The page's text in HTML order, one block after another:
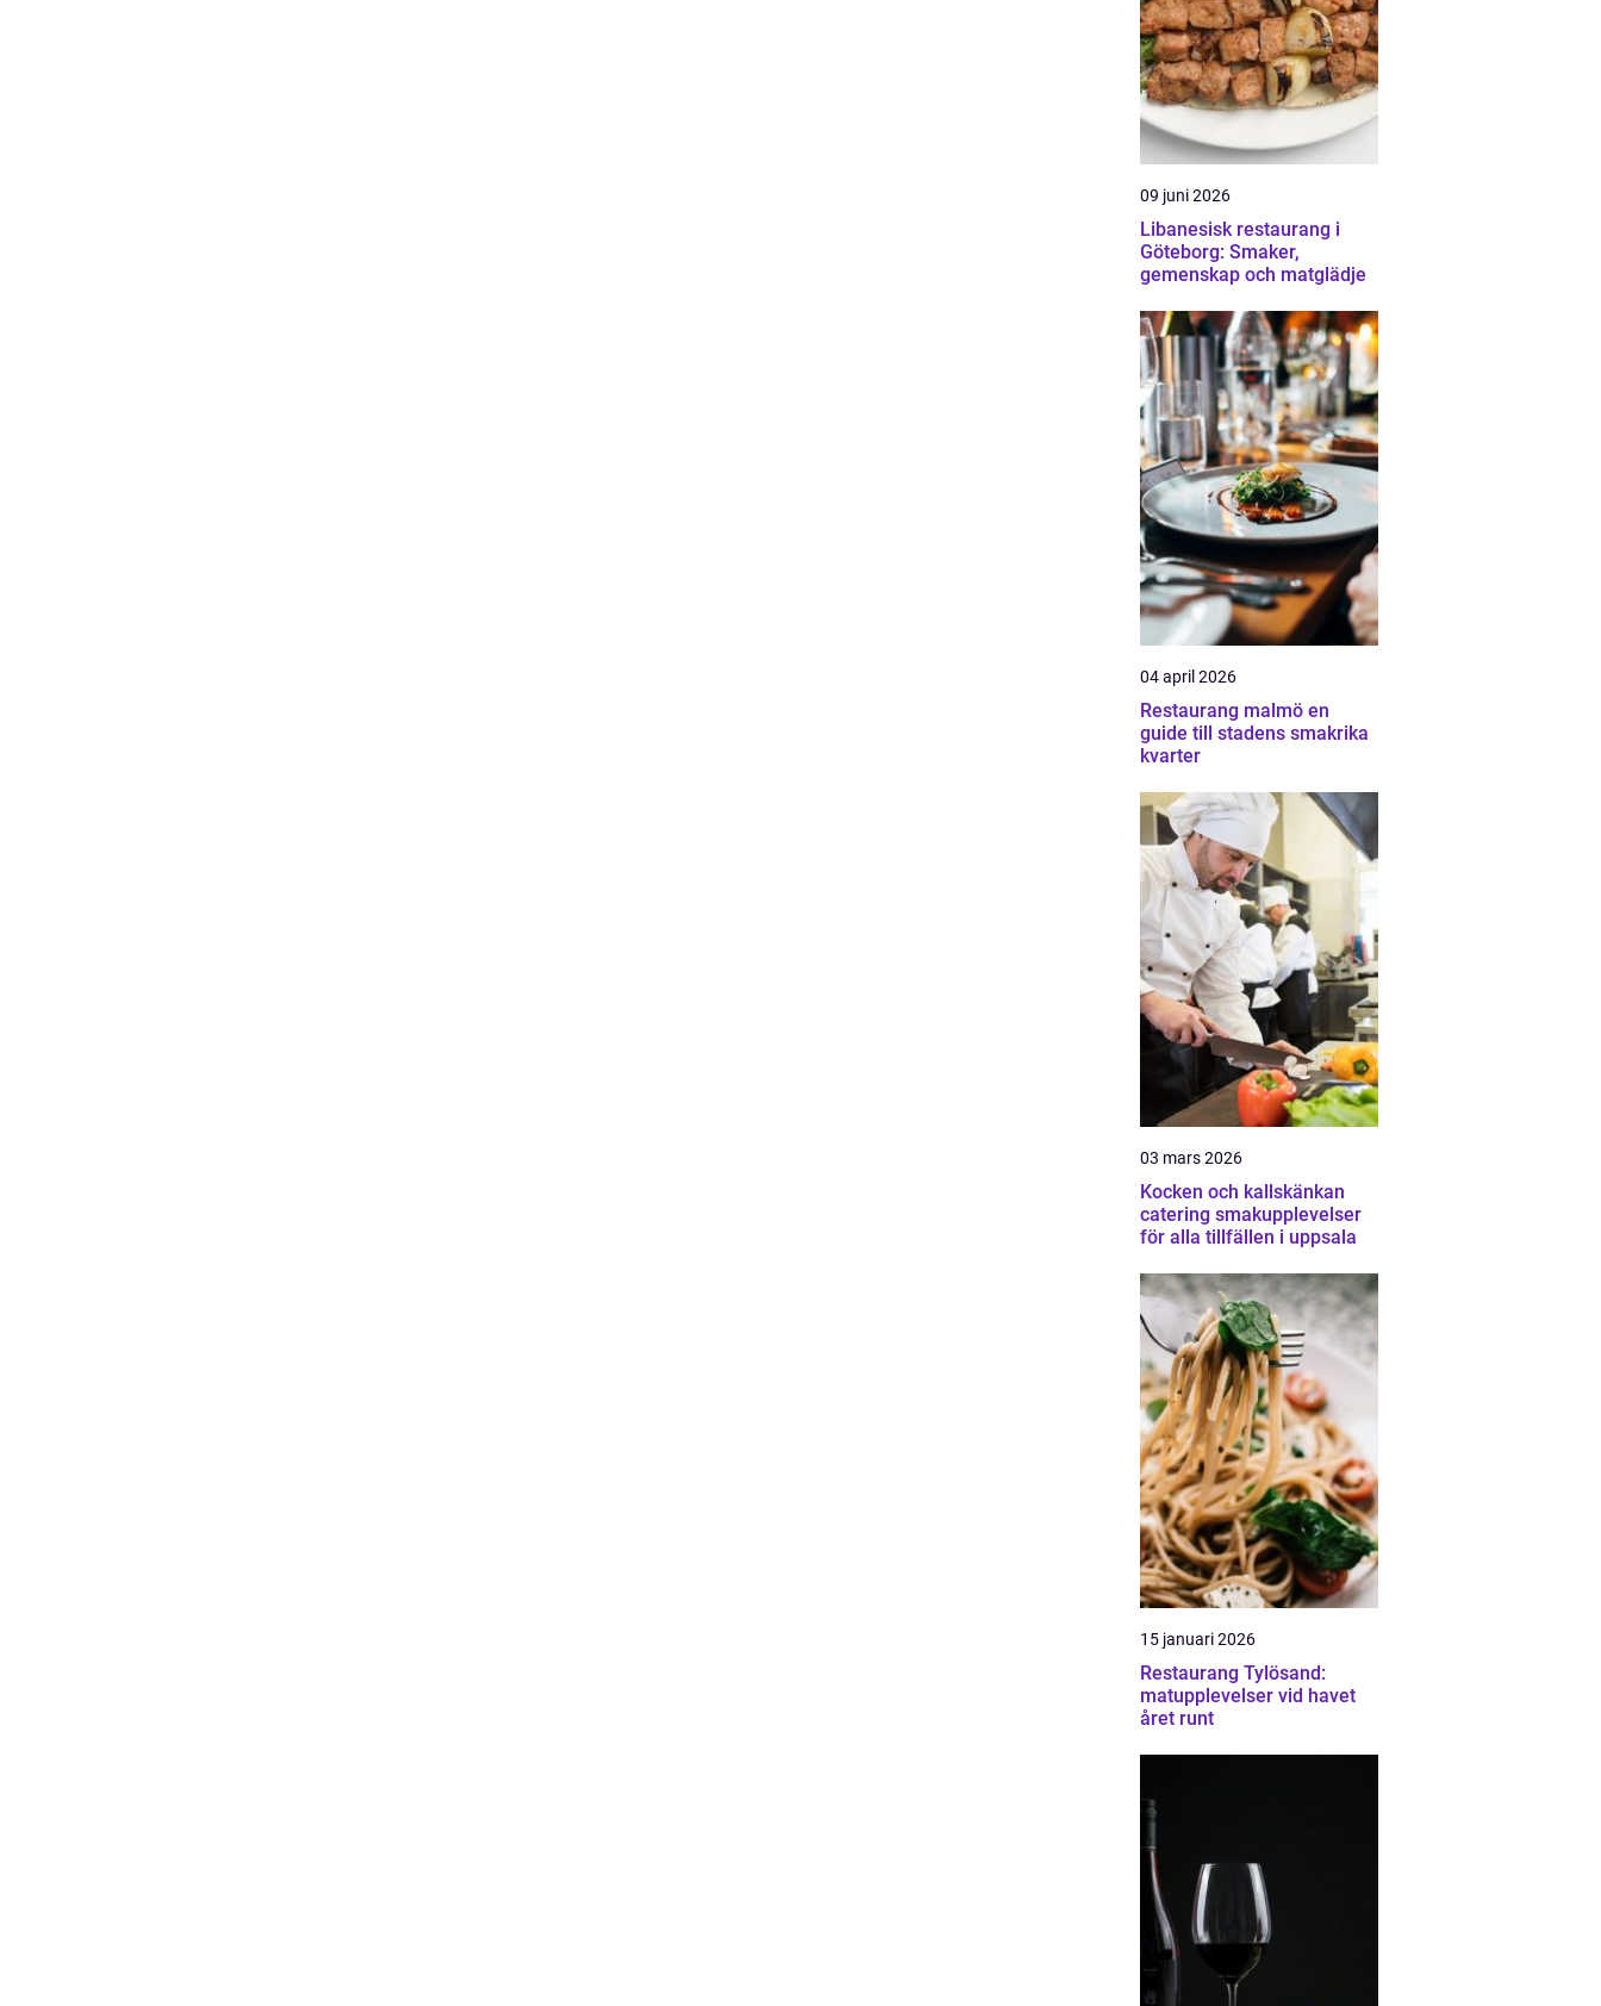
09 juni 2026
Libanesisk restaurang i
Göteborg: Smaker,
gemenskap och matglädje
04 april 2026
Restaurang malmö en
guide till stadens smakrika
kvarter
03 mars 2026
Kocken och kallskänkan
catering smakupplevelser
för alla tillfällen i uppsala
15 januari 2026
Restaurang Tylösand:
matupplevelser vid havet
året runt